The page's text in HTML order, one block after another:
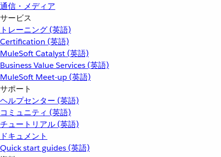
通信・メディア
サービス
トレーニング (英語)
Certification (英語)
MuleSoft Catalyst (英語)
Business Value Services (英語)
MuleSoft Meet-up (英語)
サポート
ヘルプセンター (英語)
コミュニティ (英語)
チュートリアル (英語)
ドキュメント
Quick start guides (英語)